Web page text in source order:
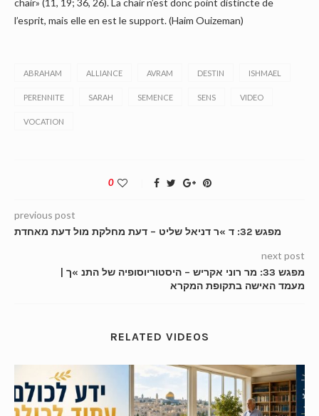
l’esprit, mais elle en est le support. (Haim Ouizeman)
ABRAHAM ALLIANCE AVRAM DESTIN ISHMAEL
PERENNITE SARAH SEMENCE SENS VIDEO
VOCATION
0
previous post
מפגש 32: ד »ר דניאל שליט – דעת מחלקת מול דעת מאחדת
next post
מפגש 33: מר רוני אקריש – היסטוריוסופיה של התנ »ך |
מעמד האישה בתקופת המקרא
RELATED VIDEOS